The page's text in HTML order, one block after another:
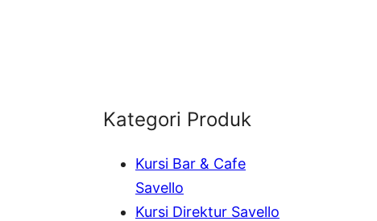
Kategori Produk
Kursi Bar & Cafe
Savello
Kursi Direktur Savello